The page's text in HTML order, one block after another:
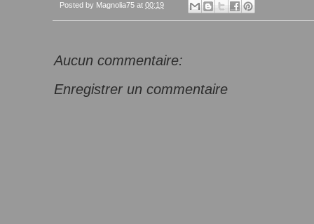
Posted by Magnolia75 at 00:19
Aucun commentaire:
Enregistrer un commentaire